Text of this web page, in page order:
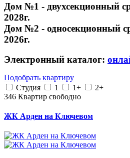
Дом №1 - двухсекционный
2028г.
Дом №2 - односекционный
2026г.
Электронный каталог:
Подобрать квартиру
Студия
1 1+
2+
346 Квартир свободно
ЖК Арден на Ключевом